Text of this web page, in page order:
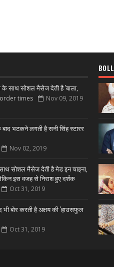
साथ सोशल मैसेज देती है 'बाला,
times Nov 09, 2019
भटकने लगती है सनी सिंह स्टारर
Nov 02, 2019
सोशल मैसेज देती है मेड इन चाइना,
इस वजह से निराश हुए दर्शक
Oct 31, 2019
भी बोर करती है अक्षय की 'हाउसफुल
Oct 31, 2019